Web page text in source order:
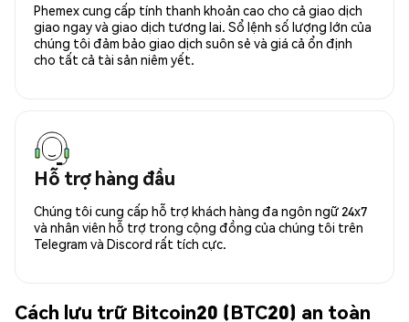
Phemex cung cấp tính thanh khoản cao cho cả giao dịch
giao ngay và giao dịch tương lai. Sổ lệnh số lượng lớn của
chúng tôi đảm bảo giao dịch suôn sẻ và giá cả ổn định
cho tất cả tài sản niêm yết.
Hỗ trợ hàng đầu
Chúng tôi cung cấp hỗ trợ khách hàng đa ngôn ngữ 24x7
và nhân viên hỗ trợ trong cộng đồng của chúng tôi trên
Telegram và Discord rất tích cực.
Cách lưu trữ Bitcoin20 (BTC20) an toàn